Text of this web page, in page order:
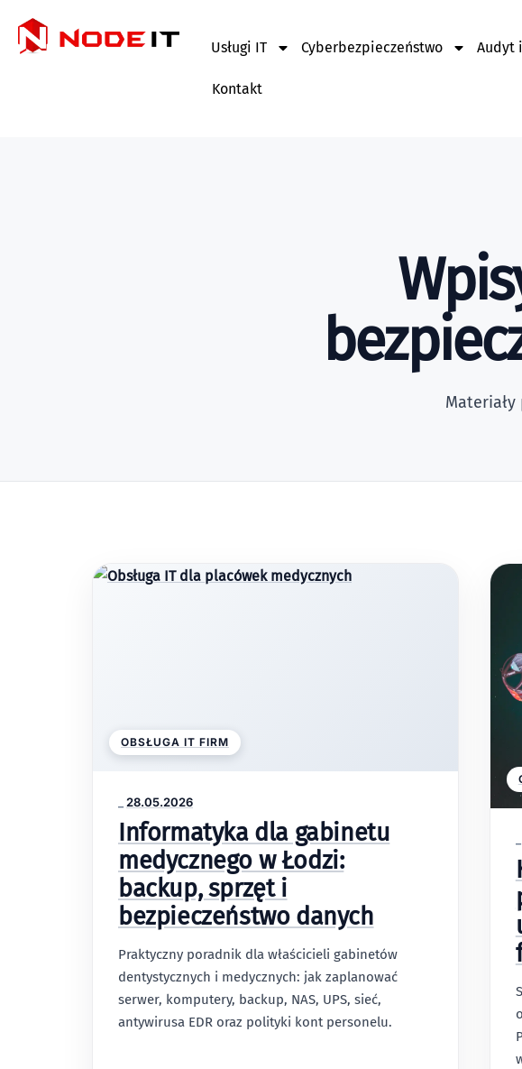
Usługi IT Cyberbezpieczeństwo Audyt
Kontakt
OBSŁUGA IT FIRM
28.05.2026
Informatyka dla gabinetu
medycznego w Łodzi:
backup, sprzęt i
bezpieczeństwo danych
Praktyczny poradnik dla właścicieli gabinetów
dentystycznych i medycznych: jak zaplanować
serwer, komputery, backup, NAS, UPS, sieć,
antywirusa EDR oraz polityki kont personelu.